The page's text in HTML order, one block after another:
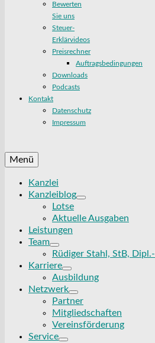
Bewerten
Sie uns
Steuer-
Erklärvideos
Preisrechner
Auftragsbedingungen
Downloads
Podcasts
Kontakt
Datenschutz
Impressum
Menü
Kanzlei
Kanzleiblog
Lotse
Aktuelle Ausgaben
Leistungen
Team
Rüdiger Stahl, StB,
Karriere
Ausbildung
Netzwerk
Partner
Mitgliedschaften
Vereinsförderung
Service